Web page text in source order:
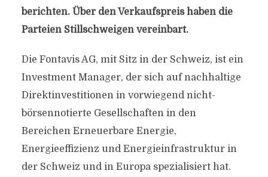
berichten. Über den Verkaufspreis haben die
Parteien Stillschweigen vereinbart.
Die Fontavis AG, mit Sitz in der Schweiz, ist ein
Investment Manager, der sich auf nachhaltige
Direktinvestitionen in vorwiegend nicht-
börsennotierte Gesellschaften in den
Bereichen Erneuerbare Energie,
Energieeffizienz und Energieinfrastruktur in
der Schweiz und in Europa spezialisiert hat.